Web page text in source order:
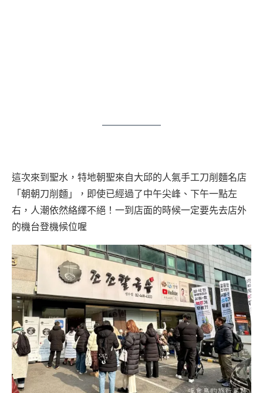
這次來到聖水，特地朝聖來自大邱的人氣手工刀削麵名店
「朝朝刀削麵」，即使已經過了中午尖峰、下午一點左
右，人潮依然絡繹不絕！一到店面的時候一定要先去店外
的機台登機候位喔